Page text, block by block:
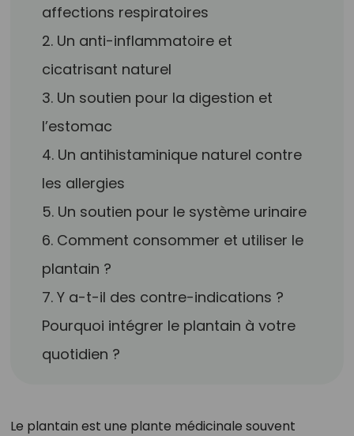
affections respiratoires
2. Un anti-inflammatoire et
cicatrisant naturel
3. Un soutien pour la digestion et
l’estomac
4. Un antihistaminique naturel contre
les allergies
5. Un soutien pour le système urinaire
6. Comment consommer et utiliser le
plantain ?
7. Y a-t-il des contre-indications ?
Pourquoi intégrer le plantain à votre
quotidien ?
Le plantain est une plante médicinale souvent